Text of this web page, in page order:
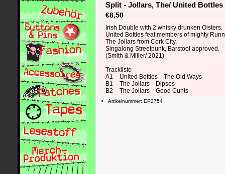
Split - Jollars, The/ United Bottles
€8.50
Irish Double with 2 whisky drunken Oisters.
United Bottles feat members of mighty
The Jollars from Cork City.
Singalong Streetpunk, Barstool approved.
(Smith & Miller/ 2021)
Trackliste
A1 – United Bottles The Old Ways
B1 – The Jollars Dipsos
B2 – The Jollars Good Cunts
Artikelnummer: EP2754